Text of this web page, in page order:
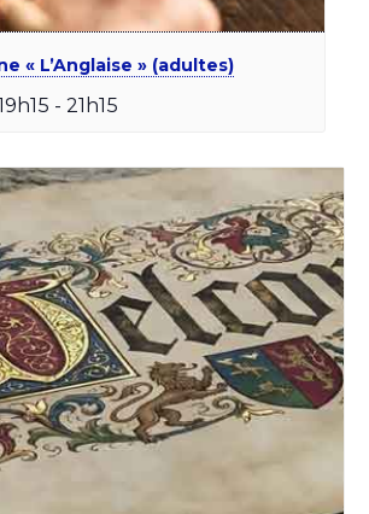
« L’Anglaise » (adultes)
- 21h15